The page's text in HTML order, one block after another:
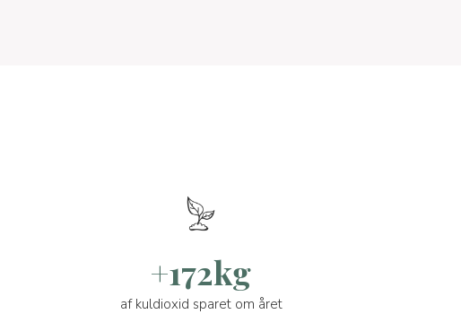
+172kg
af kuldioxid sparet om året